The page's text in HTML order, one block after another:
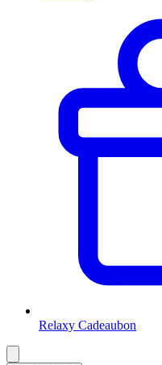
Relaxy Cadeaubon